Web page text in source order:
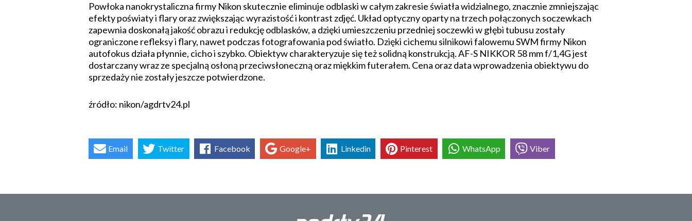
Powłoka nanokrystaliczna firmy Nikon skutecznie eliminuje odblaski w całym zakresie światła widzialnego, znacznie zmniejszając
efekty poświaty i flary oraz zwiększając wyrazistość i kontrast zdjęć. Układ optyczny oparty na trzech połączonych soczewkach
zapewnia doskonałą jakość obrazu i redukcję odblasków, a dzięki umieszczeniu przedniej soczewki w głębi tubusu zostały
ograniczone refleksy i flary, nawet podczas fotografowania pod światło. Dzięki cichemu silnikowi falowemu SWM firmy Nikon
autofokus działa płynnie, cicho i szybko. Obiektyw charakteryzuje się też solidną konstrukcją. AF-S NIKKOR 58 mm f/1,4G jest
dostarczany wraz ze specjalną osłoną przeciwsłoneczną oraz miękkim futerałem. Cena oraz data wprowadzenia obiektywu do
sprzedaży nie zostały jeszcze potwierdzone.
źródło: nikon/agdrtv24.pl
Email Twitter Facebook Google+ Linkedin Pinterest WhatsApp Viber